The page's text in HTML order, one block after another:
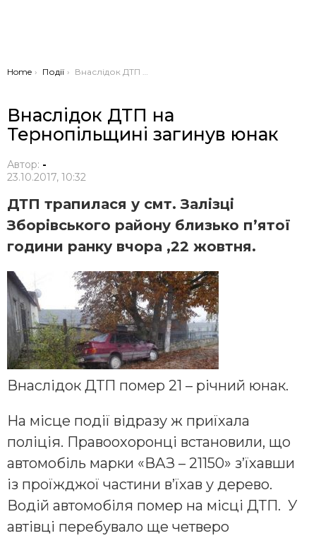
You are here:
Home Події Внаслідок ДТП на Тернопільщині загинув юнак
Внаслідок ДТП на
Тернопільщині загинув юнак
Автор: -
23.10.2017, 10:32
ДТП трапилася у смт. Залізці
Зборівського району близько п’ятої
години ранку вчора ,22 жовтня.
Внаслідок ДТП помер 21 – річний юнак.
На місце події відразу ж приїхала
поліція. Правоохоронці встановили, що
автомобіль марки «ВАЗ – 21150» з’їхавши
із проїжджої частини в’їхав у дерево.
Водій автомобіля помер на місці ДТП. У
автівці перебувало ще четверо